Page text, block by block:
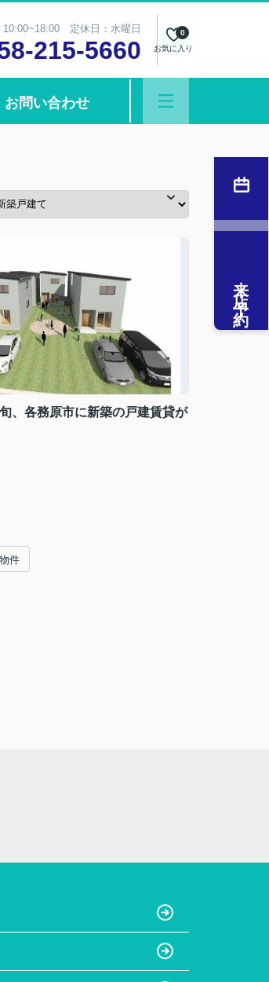
10:00~18:00 定休日：水曜日
215-5660 お気に入り
0
お問い合わせ
、各務原市に新築の戸建賃貸が
件
来店予約